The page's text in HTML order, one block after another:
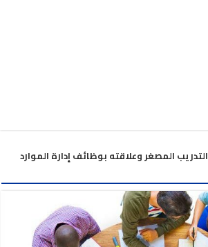
التدريب المصغر وعلاقته بوظائف إدارة الموارد